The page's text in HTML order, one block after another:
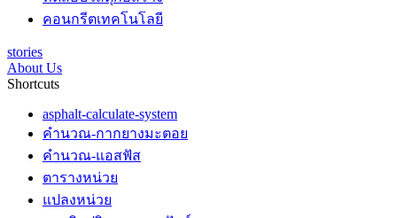
คอนกรีตเทคโนโลยี
stories
About Us
Shortcuts
asphalt-calculate-system
คำนวณ-กากยางมะตอย
คำนวณ-แอสฟัส
ตารางหน่วย
แปลงหน่วย